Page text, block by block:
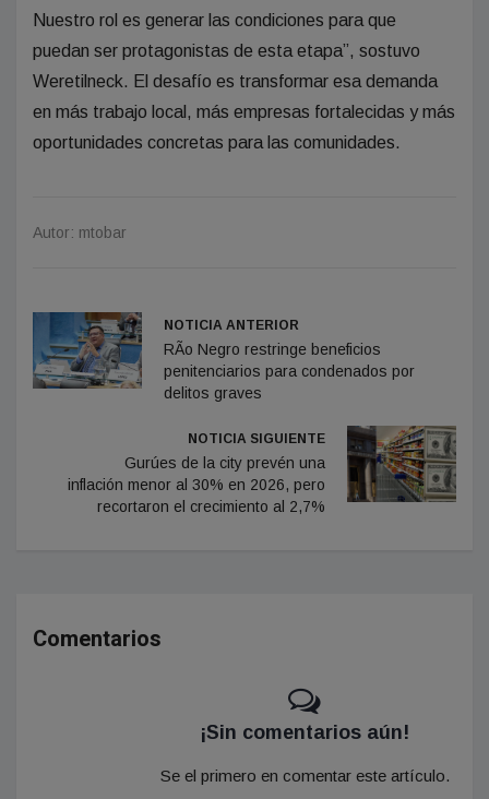
Nuestro rol es generar las condiciones para que
puedan ser protagonistas de esta etapa”, sostuvo
Weretilneck. El desafío es transformar esa demanda
en más trabajo local, más empresas fortalecidas y más
oportunidades concretas para las comunidades.
Autor: mtobar
NOTICIA ANTERIOR
RÃ­o Negro restringe beneficios
penitenciarios para condenados por
delitos graves
NOTICIA SIGUIENTE
Gurúes de la city prevén una
inflación menor al 30% en 2026, pero
recortaron el crecimiento al 2,7%
Comentarios
¡Sin comentarios aún!
Se el primero en comentar este artículo.